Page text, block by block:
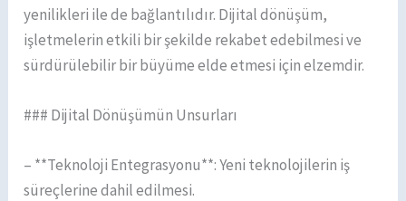
yenilikleri ile de bağlantılıdır. Dijital dönüşüm,
işletmelerin etkili bir şekilde rekabet edebilmesi ve
sürdürülebilir bir büyüme elde etmesi için elzemdir.
### Dijital Dönüşümün Unsurları
– **Teknoloji Entegrasyonu**: Yeni teknolojilerin iş
süreçlerine dahil edilmesi.